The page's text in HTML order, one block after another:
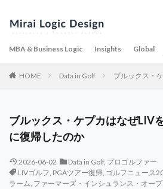
MBA & Business Logic Insights Global
HOME Data in Golf ブルックス・
ブルックス・ケプカはなぜLIV
に復帰したのか
2026-06-02 Data in Golf, プロゴルファー
LIVゴルフ, PGAツアー復帰, ゴルフニュース
ラーム, ファーマーズ・インシュランス・オー